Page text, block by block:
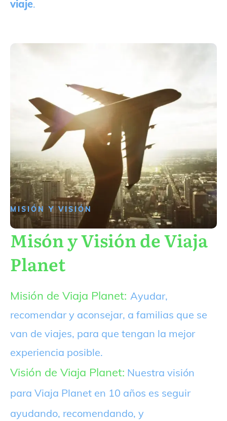
viaje.
MISIÓN Y VISIÓN
Misón y Visión de Viaja
Planet
Misión de Viaja Planet: Ayudar,
recomendar y aconsejar, a familias que se
van de viajes, para que tengan la mejor
experiencia posible.
Visión de Viaja Planet: Nuestra visión
para Viaja Planet en 10 años es seguir
ayudando, recomendando, y